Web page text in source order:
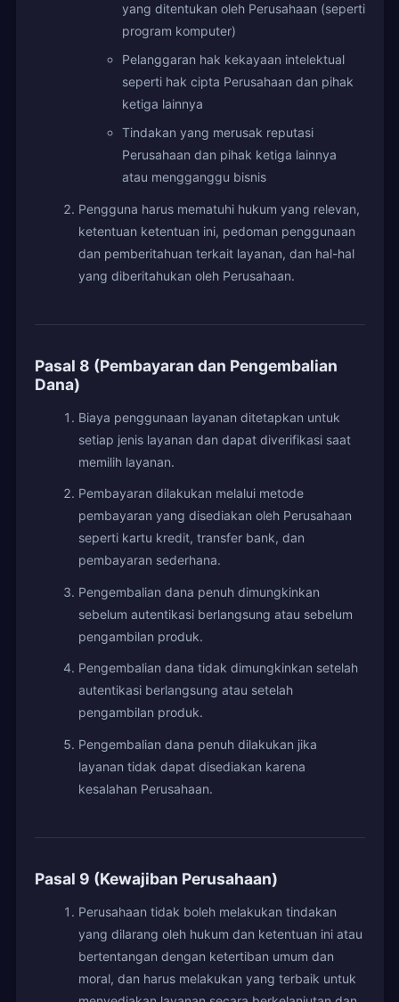
yang ditentukan oleh Perusahaan (seperti
program komputer)
Pelanggaran hak kekayaan intelektual
seperti hak cipta Perusahaan dan pihak
ketiga lainnya
Tindakan yang merusak reputasi
Perusahaan dan pihak ketiga lainnya
atau mengganggu bisnis
Pengguna harus mematuhi hukum yang relevan,
ketentuan ketentuan ini, pedoman penggunaan
dan pemberitahuan terkait layanan, dan hal-hal
yang diberitahukan oleh Perusahaan.
Pasal 8 (Pembayaran dan Pengembalian
Dana)
Biaya penggunaan layanan ditetapkan untuk
setiap jenis layanan dan dapat diverifikasi saat
memilih layanan.
Pembayaran dilakukan melalui metode
pembayaran yang disediakan oleh Perusahaan
seperti kartu kredit, transfer bank, dan
pembayaran sederhana.
Pengembalian dana penuh dimungkinkan
sebelum autentikasi berlangsung atau sebelum
pengambilan produk.
Pengembalian dana tidak dimungkinkan setelah
autentikasi berlangsung atau setelah
pengambilan produk.
Pengembalian dana penuh dilakukan jika
layanan tidak dapat disediakan karena
kesalahan Perusahaan.
Pasal 9 (Kewajiban Perusahaan)
Perusahaan tidak boleh melakukan tindakan
yang dilarang oleh hukum dan ketentuan ini atau
bertentangan dengan ketertiban umum dan
moral, dan harus melakukan yang terbaik untuk